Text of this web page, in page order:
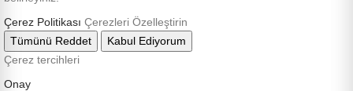
Çerez Politikası Çerezleri Özelleştirin
Tümünü Reddet
Kabul Ediyorum
Çerez tercihleri
Onay
Ürünlerimiz
Proteinli Gıdalar ve İçecekler